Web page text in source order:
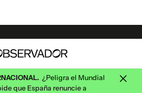
¿Peligra el Mundial
que España renuncie a